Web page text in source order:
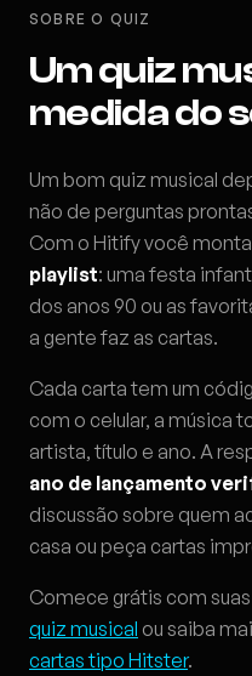
SOBRE O QUIZ
Um quiz
medida do
Um bom quiz musical
não de perguntas
Com o Hitify você
playlist: uma festa
dos anos 90 ou as
a gente faz as cartas.
Cada carta tem um
com o celular, a música
artista, título e ano. A
ano de lançamento
discussão sobre quem
casa ou peça cartas
Comece grátis com
quiz musical ou saiba
cartas tipo Hitster.